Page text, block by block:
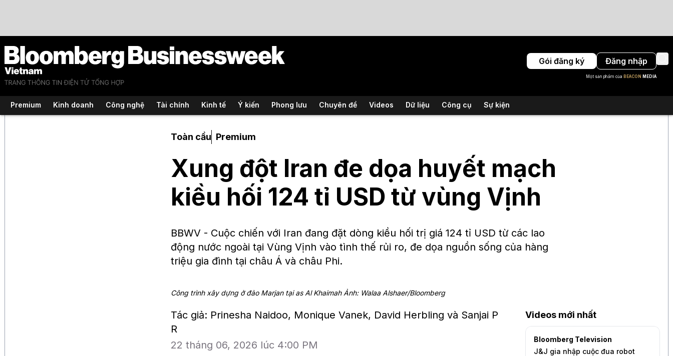
Gói đăng ký Đăng nhập
Một sản phẩm của BEACON MEDIA
Premium Kinh doanh Công nghệ Tài chính Kinh tế Ý kiến Phong lưu Chuyên đề Videos Dữ liệu Công cụ Sự kiện
Toàn cầu Premium
Xung đột Iran đe dọa huyết mạch
kiều hối 124 tỉ USD từ vùng Vịnh
BBWV - Cuộc chiến với Iran đang đặt dòng kiều hối trị giá 124 tỉ USD từ các lao
động nước ngoài tại Vùng Vịnh vào tình thế rủi ro, đe dọa nguồn sống của hàng
triệu gia đình tại châu Á và châu Phi.
Công trình xây dựng ở đảo Marjan tại as Al Khaimah Ảnh: Walaa Alshaer/Bloomberg
Tác giả: Prinesha Naidoo, Monique Vanek, David Herbling và Sanjai P
R
22 tháng 06, 2026 lúc 4:00 PM
Videos mới nhất
Bloomberg Television
CEO Uber: Chưa thấy người tiêu
Bloomberg Television
Đồng yen suy yếu thúc đẩy người
Bloomberg Television
J&J gia nhập cuộc đua robot